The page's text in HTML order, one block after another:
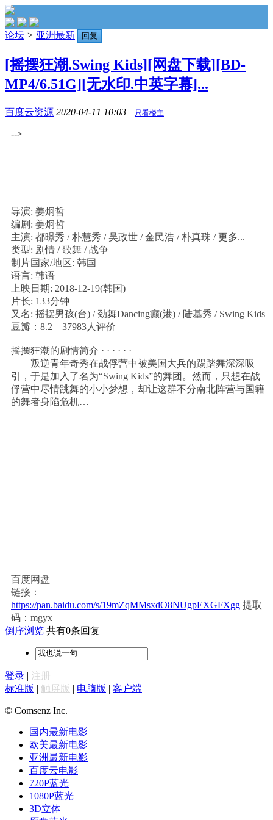
论坛 > 亚洲最新 回复
[摇摆狂潮.Swing Kids][网盘下载][BD-
MP4/6.51G][无水印.中英字幕]...
百度云资源 2020-04-11 10:03 只看楼主
-->
导演: 姜炯哲
编剧: 姜炯哲
主演: 都暻秀 / 朴慧秀 / 吴政世 / 金民浩 / 朴真珠 / 更多...
类型: 剧情 / 歌舞 / 战争
制片国家/地区: 韩国
语言: 韩语
上映日期: 2018-12-19(韩国)
片长: 133分钟
又名: 摇摆男孩(台) / 劲舞Dancing癫(港) / 陆基秀 / Swing Kids
豆瓣：8.2 37983人评价
摇摆狂潮的剧情简介 · · · · · ·
叛逆青年奇秀在战俘营中被美国大兵的踢踏舞深深吸
引，于是加入了名为“Swing Kids”的舞团。然而，只想在战
俘营中尽情跳舞的小小梦想，却让这群不分南北阵营与国籍
的舞者身陷危机…
百度网盘
链接：
https://pan.baidu.com/s/19mZqMMsxdO8NUgpEXGFXgg 提取
码：mgyx
倒序浏览 共有0条回复
登录 | 注册
标准版 | 触屏版 | 电脑版 | 客户端
© Comsenz Inc.
国内最新电影
欧美最新电影
亚洲最新电影
百度云电影
720P蓝光
1080P蓝光
3D立体